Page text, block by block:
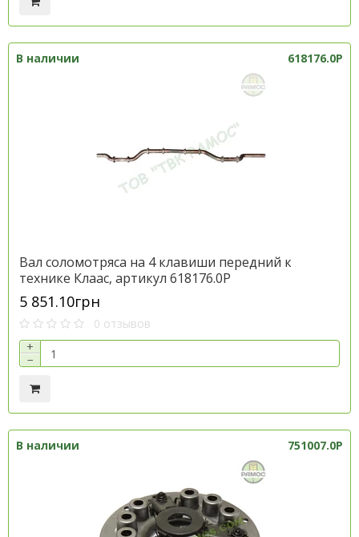
В наличии 618176.0P
Вал соломотряса на 4 клавиши передний к
технике Клаас, артикул 618176.0P
5 851.10грн
0 отзывов
+
−
В наличии 751007.0P